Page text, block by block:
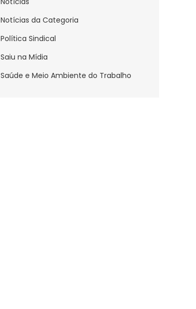
Notícias da Categoria
Política Sindical
Saiu na Mídia
Saúde e Meio Ambiente do Trabalho